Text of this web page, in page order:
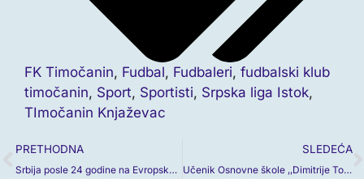
FK Timočanin, Fudbal, Fudbaleri, fudbalski klub
timočanin, Sport, Sportisti, Srpska liga Istok,
TImočanin Knjaževac
PRETHODNA
Srbija posle 24 godine na Evropskom prvenstvu u fudbalu!
SLEDEĆA
Učenik Osnovne škole ,,Dimitrije Todorović Kaplar“ među 50 najboljih matematičara